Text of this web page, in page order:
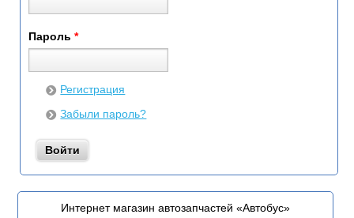
Пароль *
Регистрация
Забыли пароль?
Интернет магазин автозапчастей «Автобус»